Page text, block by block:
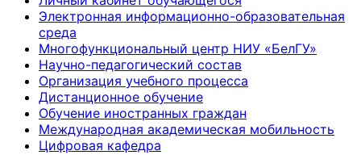
Электронная информационно-образовательная
среда
Многофункциональный центр НИУ «БелГУ»
Научно-педагогический состав
Организация учебного процесса
Дистанционное обучение
Обучение иностранных граждан
Международная академическая мобильность
Цифровая кафедра